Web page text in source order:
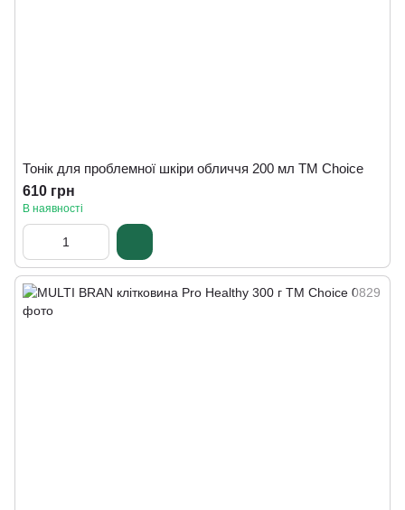
Тонік для проблемної шкіри обличчя 200 мл ТМ Сhoice
610 грн
В наявності